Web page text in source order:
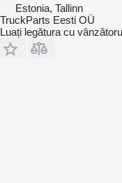
Estonia, Tallinn
TruckParts Eesti OÜ
Luați legătura cu